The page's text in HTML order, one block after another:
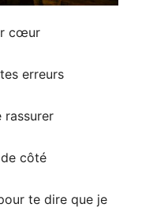
cœur
erreurs
rassurer
côté
te dire que je